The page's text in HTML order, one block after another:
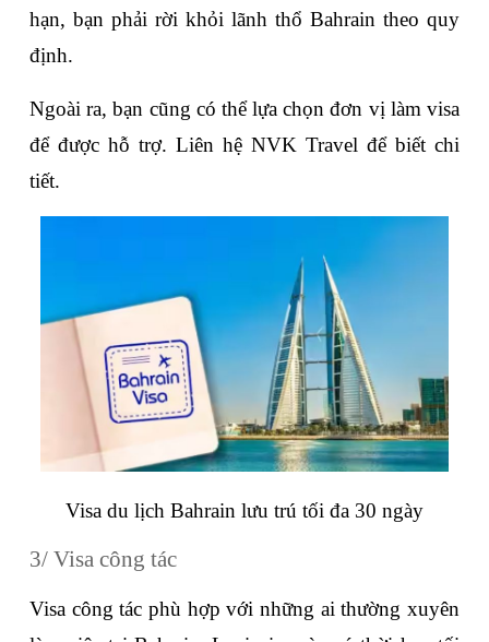
hạn, bạn phải rời khỏi lãnh thổ Bahrain theo quy
định.
Ngoài ra, bạn cũng có thể lựa chọn đơn vị làm visa
để được hỗ trợ. Liên hệ NVK Travel để biết chi
tiết.
Visa du lịch Bahrain lưu trú tối đa 30 ngày
3/ Visa công tác
Visa công tác phù hợp với những ai thường xuyên